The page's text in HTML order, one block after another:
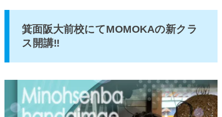
箕面阪大前校にてMOMOKAの新クラ
ス開講‼